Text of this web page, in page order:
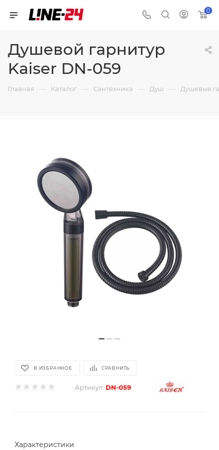
0
Душевой гарнитур
Kaiser DN-059
Главная — Каталог — Сантехника — Душ — Душевые
В ИЗБРАННОЕ СРАВНИТЬ
Артикул: DN-059
Характеристики